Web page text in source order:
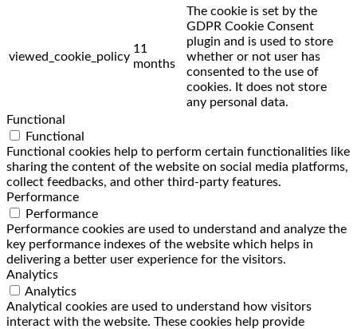
viewed_cookie_policy
11
months
The cookie is set by the
GDPR Cookie Consent
plugin and is used to store
whether or not user has
consented to the use of
cookies. It does not store
any personal data.
Functional
Functional
Functional cookies help to perform certain functionalities like
sharing the content of the website on social media platforms,
collect feedbacks, and other third-party features.
Performance
Performance
Performance cookies are used to understand and analyze the
key performance indexes of the website which helps in
delivering a better user experience for the visitors.
Analytics
Analytics
Analytical cookies are used to understand how visitors
interact with the website. These cookies help provide